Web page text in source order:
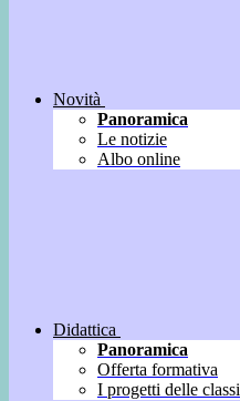
Novità
Panoramica
Le notizie
Albo online
Didattica
Panoramica
Offerta formativa
I progetti delle classi